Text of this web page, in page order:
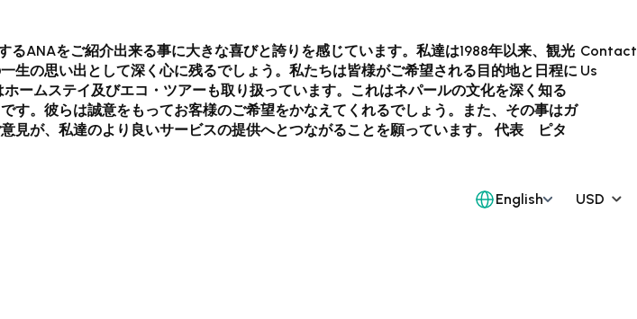
ANAをご紹介出来る事に大きな喜びと誇りを感じています。私達は1988年以来、観光
生の思い出として深く心に残るでしょう。私たちは皆様がご希望される目的地と日程に
ームステイ及びエコ・ツアーも取り扱っています。これはネパールの文化を深く知る
す。彼らは誠意をもってお客様のご希望をかなえてくれるでしょう。また、その事はガ
見が、私達のより良いサービスの提供へとつながることを願っています。 代表 ピタ
Contact
Us
English